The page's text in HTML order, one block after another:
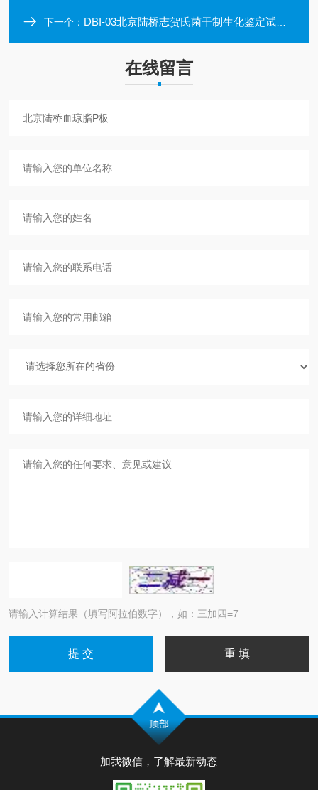
下一个： DBI-03北京陆桥志贺氏菌干制生化鉴定试剂盒
在线留言
请输入计算结果（填写阿拉伯数字），如：三加四=7
加我微信，了解最新动态